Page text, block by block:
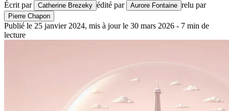
Écrit par Catherine Brezeky édité par Aurore Fontaine relu par
Pierre Chapon
Publié le 25 janvier 2024, mis à jour le 30 mars 2026 - 7 min de
lecture